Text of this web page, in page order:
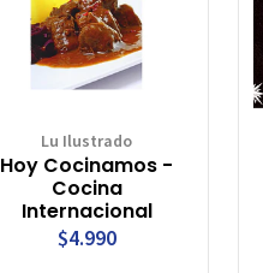
Lu Ilustrado
Hoy Cocinamos -
Cocina
Internacional
$4.990